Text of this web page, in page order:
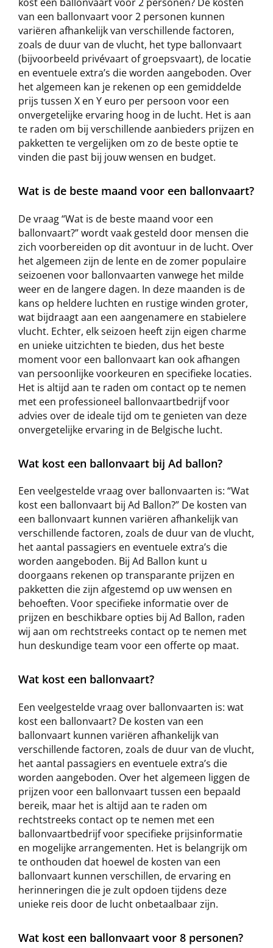
van een ballonvaart voor 2 personen kunnen
variëren afhankelijk van verschillende factoren,
zoals de duur van de vlucht, het type ballonvaart
(bijvoorbeeld privévaart of groepsvaart), de locatie
en eventuele extra’s die worden aangeboden. Over
het algemeen kan je rekenen op een gemiddelde
prijs tussen X en Y euro per persoon voor een
onvergetelijke ervaring hoog in de lucht. Het is aan
te raden om bij verschillende aanbieders prijzen en
pakketten te vergelijken om zo de beste optie te
vinden die past bij jouw wensen en budget.
Wat is de beste maand voor een ballonvaart?
De vraag “Wat is de beste maand voor een
ballonvaart?” wordt vaak gesteld door mensen die
zich voorbereiden op dit avontuur in de lucht. Over
het algemeen zijn de lente en de zomer populaire
seizoenen voor ballonvaarten vanwege het milde
weer en de langere dagen. In deze maanden is de
kans op heldere luchten en rustige winden groter,
wat bijdraagt aan een aangenamere en stabielere
vlucht. Echter, elk seizoen heeft zijn eigen charme
en unieke uitzichten te bieden, dus het beste
moment voor een ballonvaart kan ook afhangen
van persoonlijke voorkeuren en specifieke locaties.
Het is altijd aan te raden om contact op te nemen
met een professioneel ballonvaartbedrijf voor
advies over de ideale tijd om te genieten van deze
onvergetelijke ervaring in de Belgische lucht.
Wat kost een ballonvaart bij Ad ballon?
Een veelgestelde vraag over ballonvaarten is: “Wat
kost een ballonvaart bij Ad Ballon?” De kosten van
een ballonvaart kunnen variëren afhankelijk van
verschillende factoren, zoals de duur van de vlucht,
het aantal passagiers en eventuele extra’s die
worden aangeboden. Bij Ad Ballon kunt u
doorgaans rekenen op transparante prijzen en
pakketten die zijn afgestemd op uw wensen en
behoeften. Voor specifieke informatie over de
prijzen en beschikbare opties bij Ad Ballon, raden
wij aan om rechtstreeks contact op te nemen met
hun deskundige team voor een offerte op maat.
Wat kost een ballonvaart?
Een veelgestelde vraag over ballonvaarten is: wat
kost een ballonvaart? De kosten van een
ballonvaart kunnen variëren afhankelijk van
verschillende factoren, zoals de duur van de vlucht,
het aantal passagiers en eventuele extra’s die
worden aangeboden. Over het algemeen liggen de
prijzen voor een ballonvaart tussen een bepaald
bereik, maar het is altijd aan te raden om
rechtstreeks contact op te nemen met een
ballonvaartbedrijf voor specifieke prijsinformatie
en mogelijke arrangementen. Het is belangrijk om
te onthouden dat hoewel de kosten van een
ballonvaart kunnen verschillen, de ervaring en
herinneringen die je zult opdoen tijdens deze
unieke reis door de lucht onbetaalbaar zijn.
Wat kost een ballonvaart voor 8 personen?